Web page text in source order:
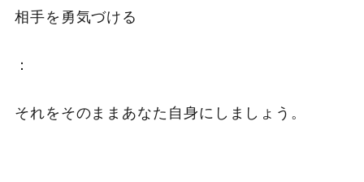
相手を勇気づける
：
それをそのままあなた自身にしましょう。